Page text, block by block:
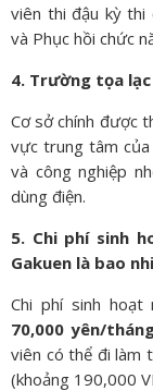
viên thi đậu kỳ thi
và Phục hồi chức
4. Trường tọa
Cơ sở chính được
vực trung tâm
và công nghiệp
dùng điện.
5. Chi phí sinh
Gakuen là bao
Chi phí sinh
70,000 yên/
viên có thể đi làm
(khoảng 190,000